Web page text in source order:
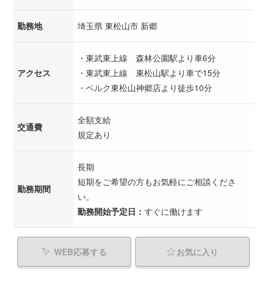
勤務地 埼玉県 東松山市 新郷
アクセス
・東武東上線 森林公園駅より車6分
・東武東上線 東松山駅より車で15分
・ベルク東松山神郷店より徒歩10分
交通費
全額支給
規定あり
勤務期間
長期
短期をご希望の方もお気軽にご相談くださ
い。
勤務開始予定日： すぐに働けます
WEB応募する お気に入り